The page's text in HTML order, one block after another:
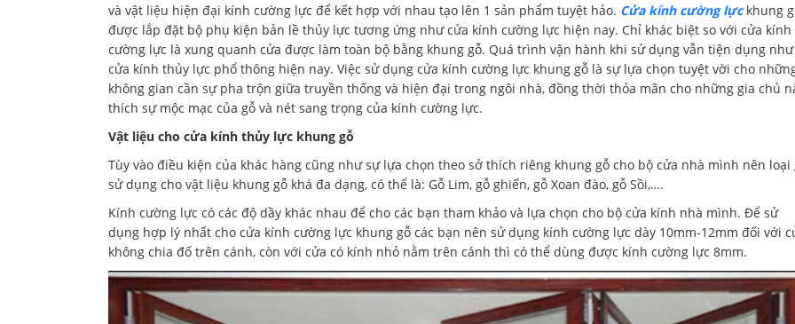
và vật liệu hiện đại kính cường lực để kết hợp với nhau tạo lên 1 sản phẩm tuyệt hảo. Cửa kính cường lựckhung
được lắp đặt bộ phụ kiện bản lề thủy lực tương ứng như cửa kính cường lực hiện nay. Chỉ khác biệt so với cửa kính
cường lực là xung quanh cửa được làm toàn bộ bằng khung gỗ. Quá trình vận hành khi sử dụng vẫn tiện dụng như
cửa kính thủy lực phổ thông hiện nay. Việc sử dụng cửa kính cường lực khung gỗ là sự lựa chọn tuyệt vời cho
không gian cần sự pha trộn giữa truyền thống và hiện đại trong ngôi nhà, đồng thời thỏa mãn cho những gia chủ
thích sự mộc mạc của gỗ và nét sang trọng của kính cường lực.
Vật liệu cho cửa kính thủy lực khung gỗ
Tùy vào điều kiện của khác hàng cũng như sự lựa chọn theo sở thích riêng khung gỗ cho bộ cửa nhà mình nên loại
sử dụng cho vật liệu khung gỗ khá đa dạng, có thể là: Gỗ Lim, gỗ ghiến, gỗ Xoan đào, gỗ Sồi,….
Kính cường lực có các độ dầy khác nhau để cho các bạn tham khảo và lựa chọn cho bộ cửa kính nhà mình. Để sử
dụng hợp lý nhất cho cửa kính cường lực khung gỗ các bạn nên sử dụng kính cường lực dày 10mm-12mm đối với
không chia đố trên cánh, còn với cửa có kính nhỏ nằm trên cánh thì có thể dùng được kính cường lực 8mm.